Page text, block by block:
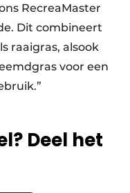
RecreaMaster
Dit combineert
raaigras, alsook
voor een
Deel het